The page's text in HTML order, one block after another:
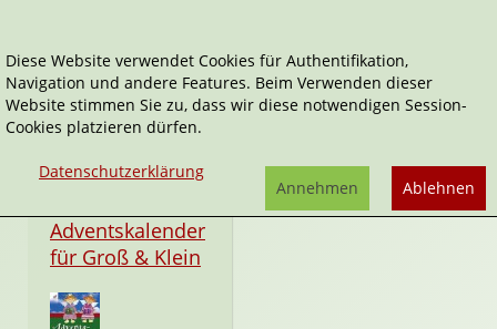
Birgit Utermarck
Adventskalender
für Groß & Klein
Diese Website verwendet Cookies für Authentifikation,
Navigation und andere Features. Beim Verwenden dieser
Website stimmen Sie zu, dass wir diese notwendigen Session-
Cookies platzieren dürfen.
Datenschutzerklärung
Ablehnen
Annehmen